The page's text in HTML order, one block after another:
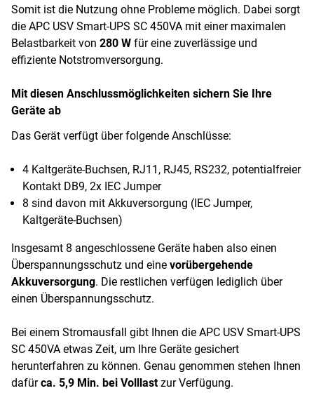
Somit ist die Nutzung ohne Probleme möglich. Dabei sorgt
die APC USV Smart-UPS SC 450VA mit einer maximalen
Belastbarkeit von 280 W für eine zuverlässige und
effiziente Notstromversorgung.
Mit diesen Anschlussmöglichkeiten sichern Sie Ihre
Geräte ab
Das Gerät verfügt über folgende Anschlüsse:
4 Kaltgeräte-Buchsen, RJ11, RJ45, RS232, potentialfreier
Kontakt DB9, 2x IEC Jumper
8 sind davon mit Akkuversorgung (IEC Jumper,
Kaltgeräte-Buchsen)
Insgesamt 8 angeschlossene Geräte haben also einen
Überspannungsschutz und eine vorübergehende
Akkuversorgung. Die restlichen verfügen lediglich über
einen Überspannungsschutz.
Bei einem Stromausfall gibt Ihnen die APC USV Smart-UPS
SC 450VA etwas Zeit, um Ihre Geräte gesichert
herunterfahren zu können. Genau genommen stehen Ihnen
dafürca. 5,9 Min. bei Volllastzur Verfügung.